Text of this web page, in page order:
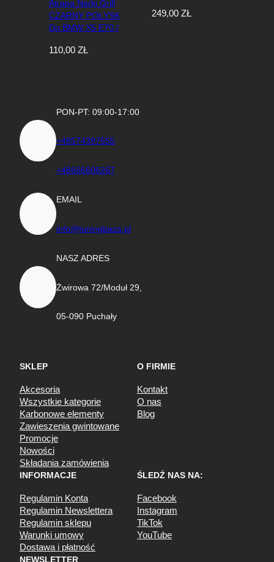
Atrapa Nerki Grill
CZARNY POŁYSK
Do BMW X5 E70 /
(2006-2013)
110,00 ZŁ
Połysk
249,00 ZŁ
PON-PT: 09:00-17:00
+48574397555
+48666606267
EMAIL
info@tuningbaza.pl
NASZ ADRES
Żwirowa 72/Moduł 29,
05-090 Puchały
SKLEP
Akcesoria
Wszystkie kategorie
Karbonowe elementy
Zawieszenia gwintowane
Promocje
Nowości
Składania zamówienia
O FIRMIE
Kontakt
O nas
Blog
INFORMACJE
Regulamin Konta
Regulamin Newslettera
Regulamin sklepu
Warunki umowy
Dostawa i płatność
ŚLEDŹ NAS NA:
Facebook
Instagram
TikTok
YouTube
NEWSLETTER